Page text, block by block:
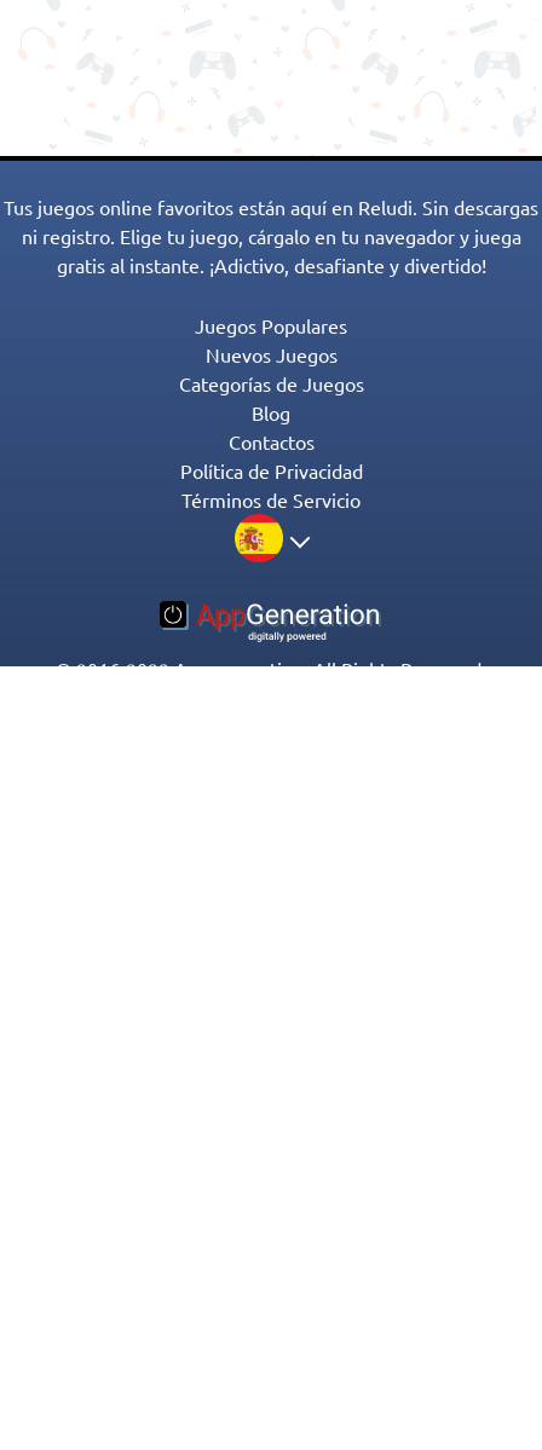
Tus juegos online favoritos están aquí en Reludi. Sin descargas
ni registro. Elige tu juego, cárgalo en tu navegador y juega
gratis al instante. ¡Adictivo, desafiante y divertido!
© 2016-2022 Appgeneration. All Rights Reserved.
Juegos Populares
Nuevos Juegos
Categorías de Juegos
Blog
Contactos
Política de Privacidad
Términos de Servicio